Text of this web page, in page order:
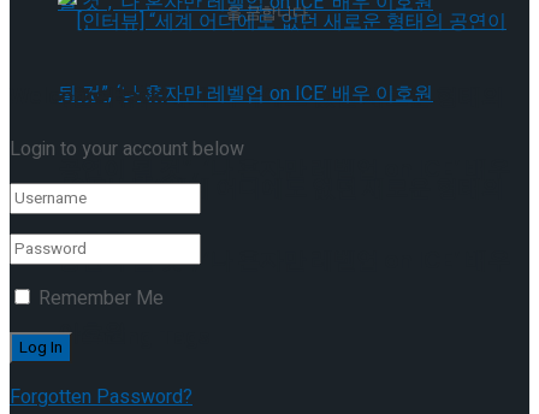
[인터뷰] “세계 어디에도 없던 새로운 형태의
공연이 될 것”, ‘나 혼자만 레벨업 on ICE’ 배우
이호원
Trending Tags
[인터뷰] “세계 어디에도 없던 새로운 형태의
공연이 될 것”, ‘나 혼자만 레벨업 on ICE’ 배우
이호원
을 금합니다.
Welcome Back!
Login to your account below
Remember Me
Forgotten Password?